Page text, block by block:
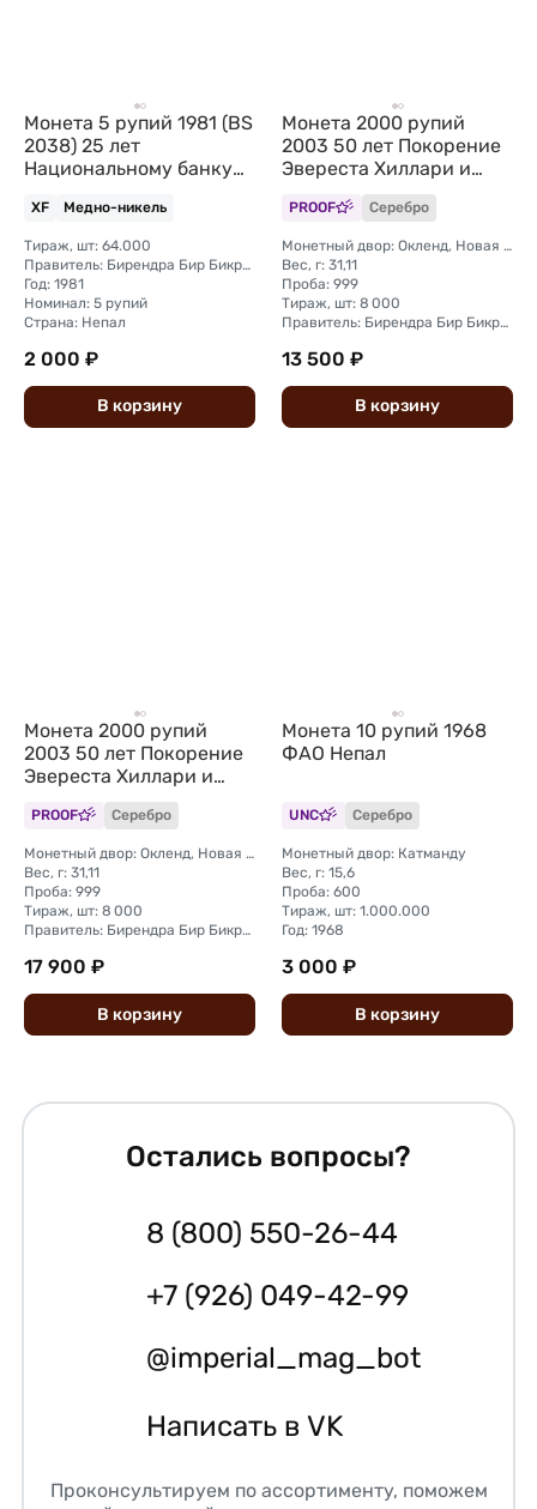
Монета 5 рупий 1981 (BS
2038) 25 лет
Национальному банку
XF Медно-никель
Тираж, шт: 64.000
Правитель: Бирендра Бир Бикрам
Год: 1981
Номинал: 5 рупий
Страна: Непал
2 000 ₽
В корзину
Монета 2000 рупий
2003 50 лет Покорение
Эвереста Хиллари и
Тенцинг 1953 Непал
PROOF Серебро
Монетный двор: Окленд, Новая Зеландия
Вес, г: 31,11
Проба: 999
Тираж, шт: 8 000
Правитель: Бирендра Бир Бикрам
13 500 ₽
В корзину
Монета 2000 рупий
2003 50 лет Покорение
Эвереста Хиллари и
Тенцинг 1953 Непал
PROOF Серебро
Монетный двор: Окленд, Новая Зеландия
Вес, г: 31,11
Проба: 999
Тираж, шт: 8 000
Правитель: Бирендра Бир Бикрам
17 900 ₽
В корзину
Монета 10 рупий 1968
ФАО Непал
UNC Серебро
Монетный двор: Катманду
Вес, г: 15,6
Проба: 600
Тираж, шт: 1.000.000
Год: 1968
3 000 ₽
В корзину
Остались вопросы?
8 (800) 550-26-44
+7 (926) 049-42-99
@imperial_mag_bot
Написать в VK
Проконсультируем по ассортименту, поможем